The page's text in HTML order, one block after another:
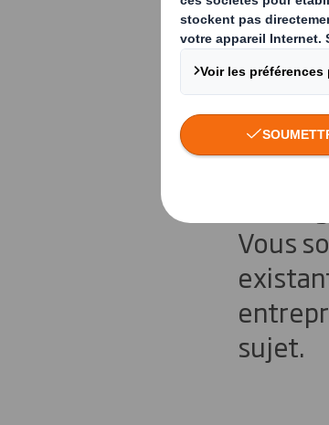
de
Avec
pris
Vous
sujet.